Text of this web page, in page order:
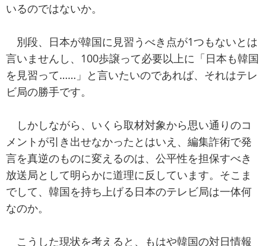
いるのではないか。
別段、日本が韓国に見習うべき点が1つもないとは
言いませんし、100歩譲って必要以上に「日本も韓国
を見習って……」と言いたいのであれば、それはテレ
ビ局の勝手です。
しかしながら、いくら取材対象から思い通りのコ
メントが引き出せなかったとはいえ、編集詐術で発
言を真逆のものに変えるのは、公平性を担保すべき
放送局として明らかに道理に反しています。そこま
でして、韓国を持ち上げる日本のテレビ局は一体何
なのか。
こうした現状を考えると、もはや韓国の対日情報